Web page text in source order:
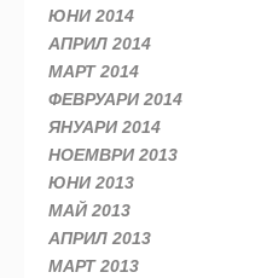
ЮНИ 2014
АПРИЛ 2014
МАРТ 2014
ФЕВРУАРИ 2014
ЯНУАРИ 2014
НОЕМВРИ 2013
ЮНИ 2013
МАЙ 2013
АПРИЛ 2013
МАРТ 2013